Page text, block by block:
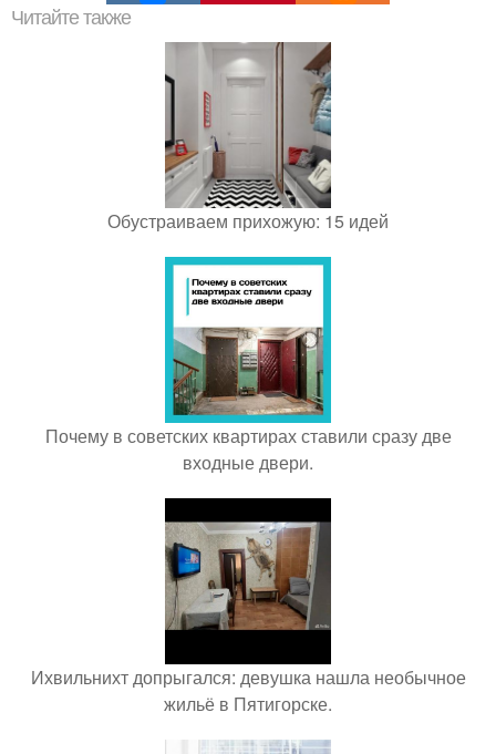
Читайте также
Обустраиваем прихожую: 15 идей
Почему в советских квартирах ставили сразу две
входные двери.
Ихвильнихт допрыгался: девушка нашла необычное
жильё в Пятигорске.